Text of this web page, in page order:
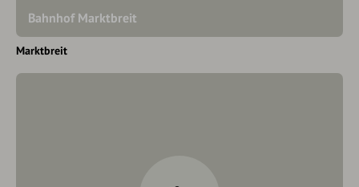
Bahnhof Marktbreit
Marktbreit